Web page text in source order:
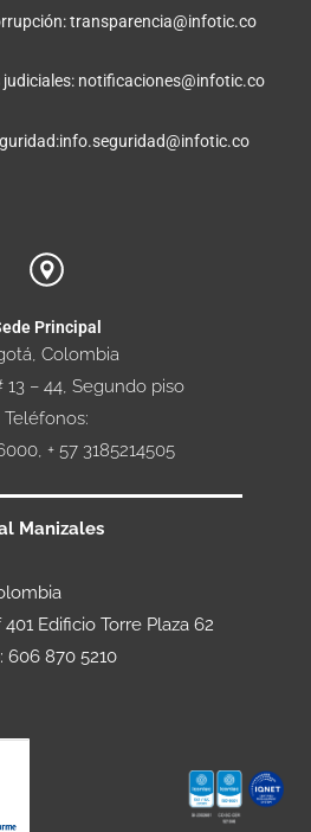
transparencia@infotic.co
notificaciones@infotic.co
info.seguridad@infotic.co
Principal
Colombia
13 – 44, Segundo piso
Teléfonos:
+ 57 3185214505
Manizales
Edificio Torre Plaza 62
606 870 5210